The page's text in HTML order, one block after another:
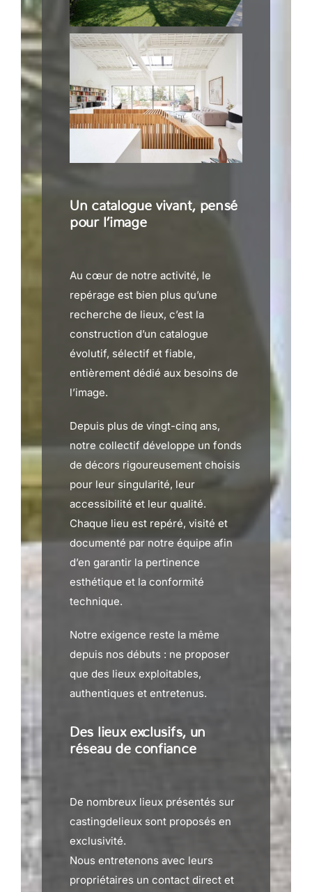
Un catalogue vivant, pensé
pour l’image
Au cœur de notre activité, le
repérage est bien plus qu’une
recherche de lieux, c’est la
construction d’un catalogue
évolutif, sélectif et fiable,
entièrement dédié aux besoins de
l’image.
Depuis plus de vingt-cinq ans,
notre collectif développe un fonds
de décors rigoureusement choisis
pour leur singularité, leur
accessibilité et leur qualité.
Chaque lieu est repéré, visité et
documenté par notre équipe afin
d’en garantir la pertinence
esthétique et la conformité
technique.
Notre exigence reste la même
depuis nos débuts : ne proposer
que des lieux exploitables,
authentiques et entretenus.
Des lieux exclusifs, un
réseau de confiance
De nombreux lieux présentés sur
castingdelieux sont proposés en
exclusivité.
Nous entretenons avec leurs
propriétaires un contact direct et